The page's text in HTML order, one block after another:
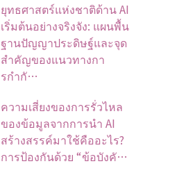
ยุทธศาสตร์แห่งชาติด้าน AI
เริ่มต้นอย่างจริงจัง: แผนพื้น
ฐานปัญญาประดิษฐ์และจุด
สำคัญของแนวทางกา
รกำกั…
ความเสี่ยงของการรั่วไหล
ของข้อมูลจากการนำ AI
สร้างสรรค์มาใช้คืออะไร?
การป้องกันด้วย “ข้อบังคั…